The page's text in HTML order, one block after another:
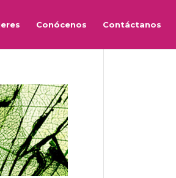
Conócenos Contáctanos